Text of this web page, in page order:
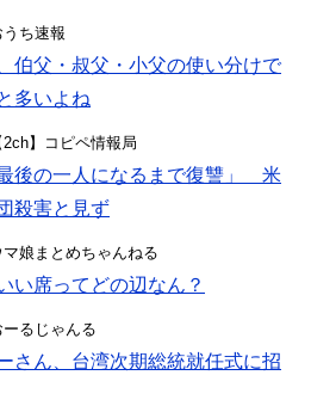
ち速報
伯父・叔父・小父の使い分けで
多いよね
】コピペ情報局
後の一人になるまで復讐」 米
殺害と見ず
娘まとめちゃんねる
い席ってどの辺なん？
るじゃんる
さん、台湾次期総統就任式に招